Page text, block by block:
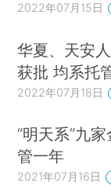
2022年07月15日
华夏、天安
获批 均系托
2022年07月18日
“明天系”九
管一年
2021年07月16日